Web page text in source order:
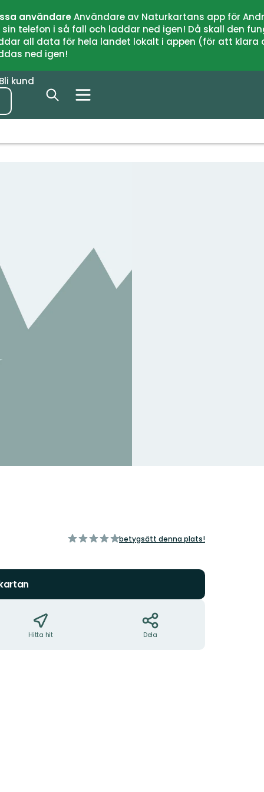
användareAnvändare av Naturkartans app för
telefon i så fall och laddar ned igen! Då skall den
all data för hela landet lokalt i appen (för att
ned igen!
Bli kund
av
betygsätt denna plats!
Hitta hit Dela